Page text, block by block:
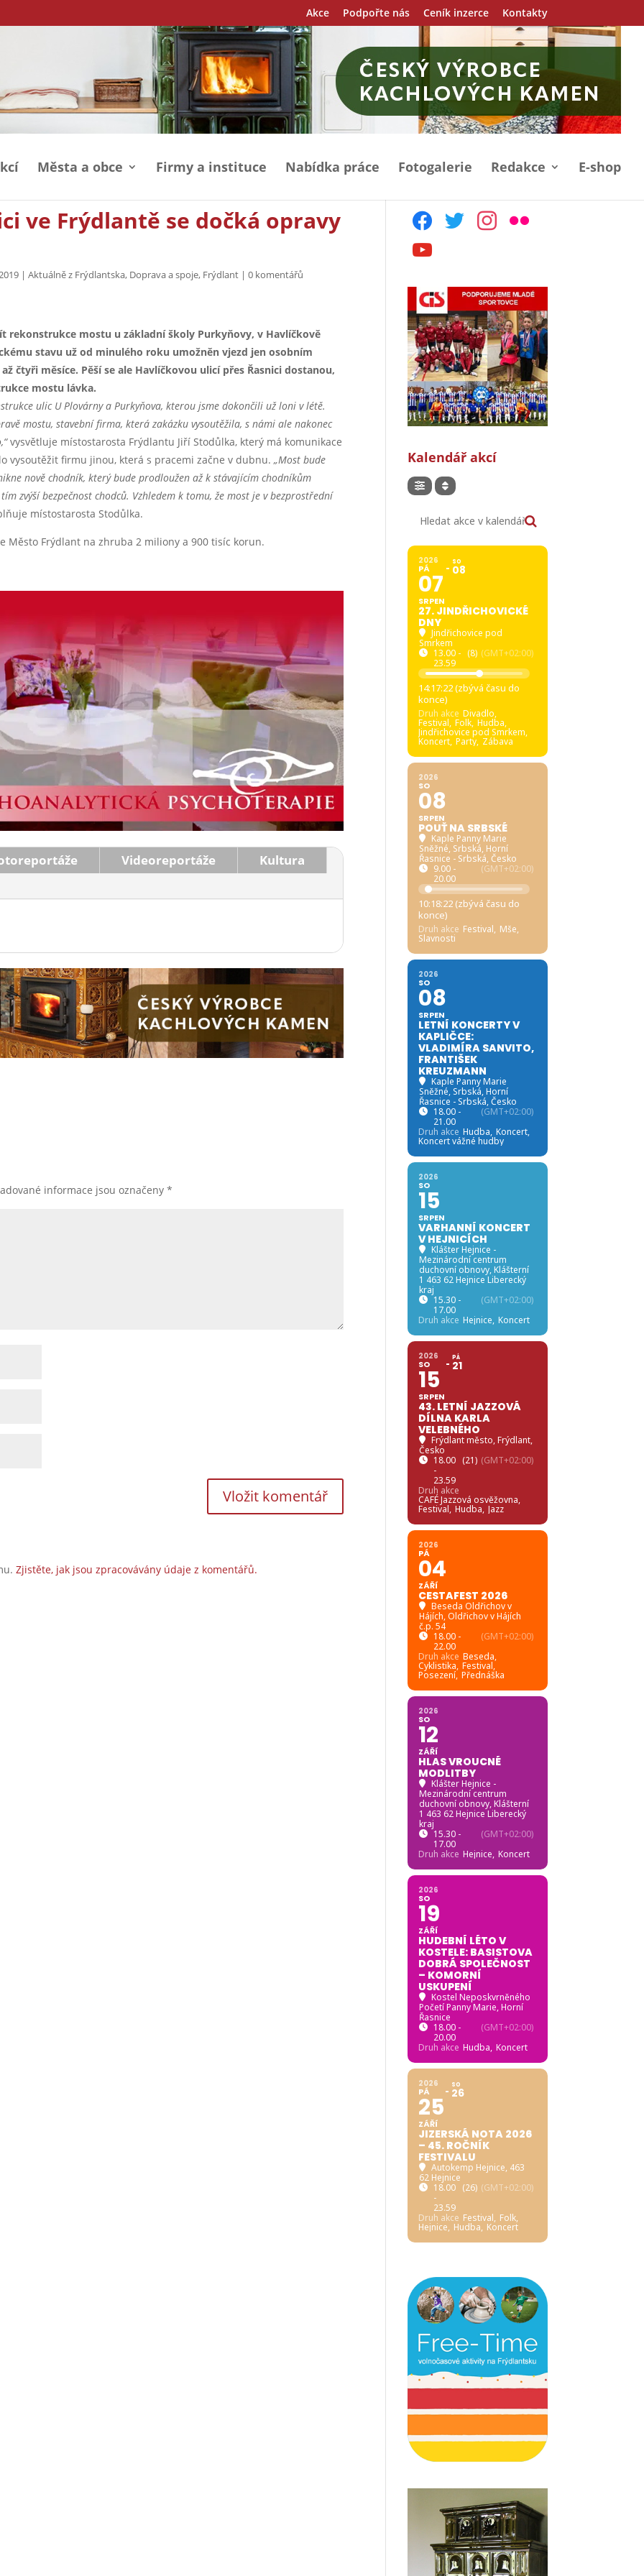
Akce Podpořte nás Ceník inzerce Kontakty
Města a obce Firmy a instituce Nabídka práce Fotogalerie Redakce E-shop
ve Frýdlantě se dočká opravy
|Aktuálně z Frýdlantska, Doprava a spoje, Frýdlant |0 komentářů
rekonstrukce mostu u základní školy Purkyňovy, v Havlíčkově
stavu už od minulého roku umožněn vjezd jen osobním
čtyři měsíce. Pěší se ale Havlíčkovou ulicí přes Řasnici dostanou,
mostu lávka.
ulic U Plovárny a Purkyňova, kterou jsme dokončili už loni v létě.
mostu, stavební firma, která zakázku vysoutěžila, s námi ale nakonec
vysvětluje místostarosta Frýdlantu Jiří Stodůlka, který má komunikace
vysoutěžit firmu jinou, která s pracemi začne v dubnu.„Most bude
nově chodník, který bude prodloužen až k stávajícím chodníkům
zvýší bezpečnost chodců. Vzhledem k tomu, že most je v bezprostřední
místostarosta Stodůlka.
Frýdlant na zhruba 2 miliony a 900 tisíc korun.
Videoreportáže Kultura
informace jsou označeny*
Zjistěte, jak jsou zpracovávány údaje z komentářů.
facebooktwitter instagram
flickr
youtube
Kalendář akcí
2026
PÁ
07
SRPEN
SO
08
27. JINDŘICHOVICKÉ
DNY
Jindřichovice pod
Smrkem
13.00 -
23.59
(8) (GMT+02:00)
14:17:22 (zbývá času do
konce)
Druh akce Divadlo,
Festival, Folk, Hudba,
Jindřichovice pod Smrkem,
Koncert, Party, Zábava
2026
SO
08
SRPEN
POUŤ NA SRBSKÉ
Kaple Panny Marie
Sněžné, Srbská, Horní
Řasnice - Srbská, Česko
9.00 -
20.00
(GMT+02:00)
10:18:22 (zbývá času do
konce)
Druh akce Festival, Mše,
Slavnosti
2026
SO
08
SRPEN
LETNÍ KONCERTY V
KAPLIČCE:
VLADIMÍRA SANVITO,
FRANTIŠEK
KREUZMANN
Kaple Panny Marie
Sněžné, Srbská, Horní
Řasnice - Srbská, Česko
18.00 -
21.00
(GMT+02:00)
Druh akce Hudba, Koncert,
Koncert vážné hudby
2026
SO
15
SRPEN
VARHANNÍ KONCERT
V HEJNICÍCH
Klášter Hejnice -
Mezinárodní centrum
duchovní obnovy, Klášterní
1 463 62 Hejnice Liberecký
kraj
15.30 -
17.00
(GMT+02:00)
Druh akce Hejnice, Koncert
2026
SO
15
SRPEN
PÁ
21
43. LETNÍ JAZZOVÁ
DÍLNA KARLA
VELEBNÉHO
Frýdlant město, Frýdlant,
Česko
18.00
-
23.59
(21) (GMT+02:00)
Druh akce
CAFÉ Jazzová osvěžovna,
Festival, Hudba, Jazz
2026
PÁ
04
ZÁŘÍ
CESTAFEST 2026
Beseda Oldřichov v
Hájích, Oldřichov v Hájích
č.p. 54
18.00 -
22.00
(GMT+02:00)
Druh akce Beseda,
Cyklistika, Festival,
Posezení, Přednáška
2026
SO
12
ZÁŘÍ
HLAS VROUCNÉ
MODLITBY
Klášter Hejnice -
Mezinárodní centrum
duchovní obnovy, Klášterní
1 463 62 Hejnice Liberecký
kraj
15.30 -
17.00
(GMT+02:00)
Druh akce Hejnice, Koncert
2026
SO
19
ZÁŘÍ
HUDEBNÍ LÉTO V
KOSTELE: BASISTOVA
DOBRÁ SPOLEČNOST
– KOMORNÍ
USKUPENÍ
Kostel Neposkvrněného
Početí Panny Marie, Horní
Řasnice
18.00 -
20.00
(GMT+02:00)
Druh akce Hudba, Koncert
2026
PÁ
25
ZÁŘÍ
SO
26
JIZERSKÁ NOTA 2026
– 45. ROČNÍK
FESTIVALU
Autokemp Hejnice, 463
62 Hejnice
18.00
-
23.59
(26) (GMT+02:00)
Druh akce Festival, Folk,
Hejnice, Hudba, Koncert